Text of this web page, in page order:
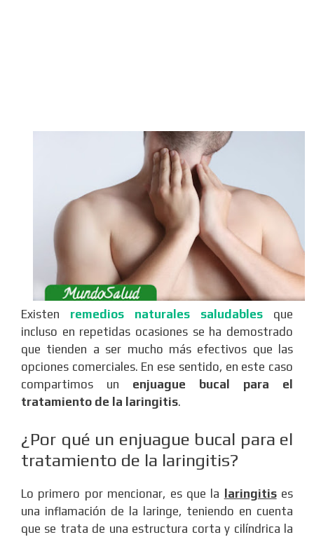
Existen remedios naturales saludables que
incluso en repetidas ocasiones se ha demostrado
que tienden a ser mucho más efectivos que las
opciones comerciales. En ese sentido, en este caso
compartimos un enjuague bucal para el
tratamiento de la laringitis.
¿Por qué un enjuague bucal para el
tratamiento de la laringitis?
Lo primero por mencionar, es que la laringitises
una inflamación de la laringe, teniendo en cuenta
que se trata de una estructura corta y cilíndrica la